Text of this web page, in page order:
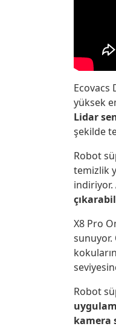
Ecovacs
yüksek
Lidar
şekilde
Robot
temizlik
indiriyor.
X8 Pro
sunuyor.
Robot
kamera